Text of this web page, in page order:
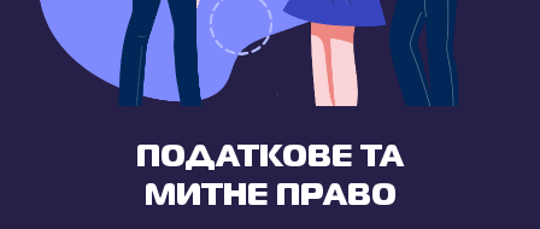
ПОДАТКОВЕ ТА
МИТНЕ ПРАВО